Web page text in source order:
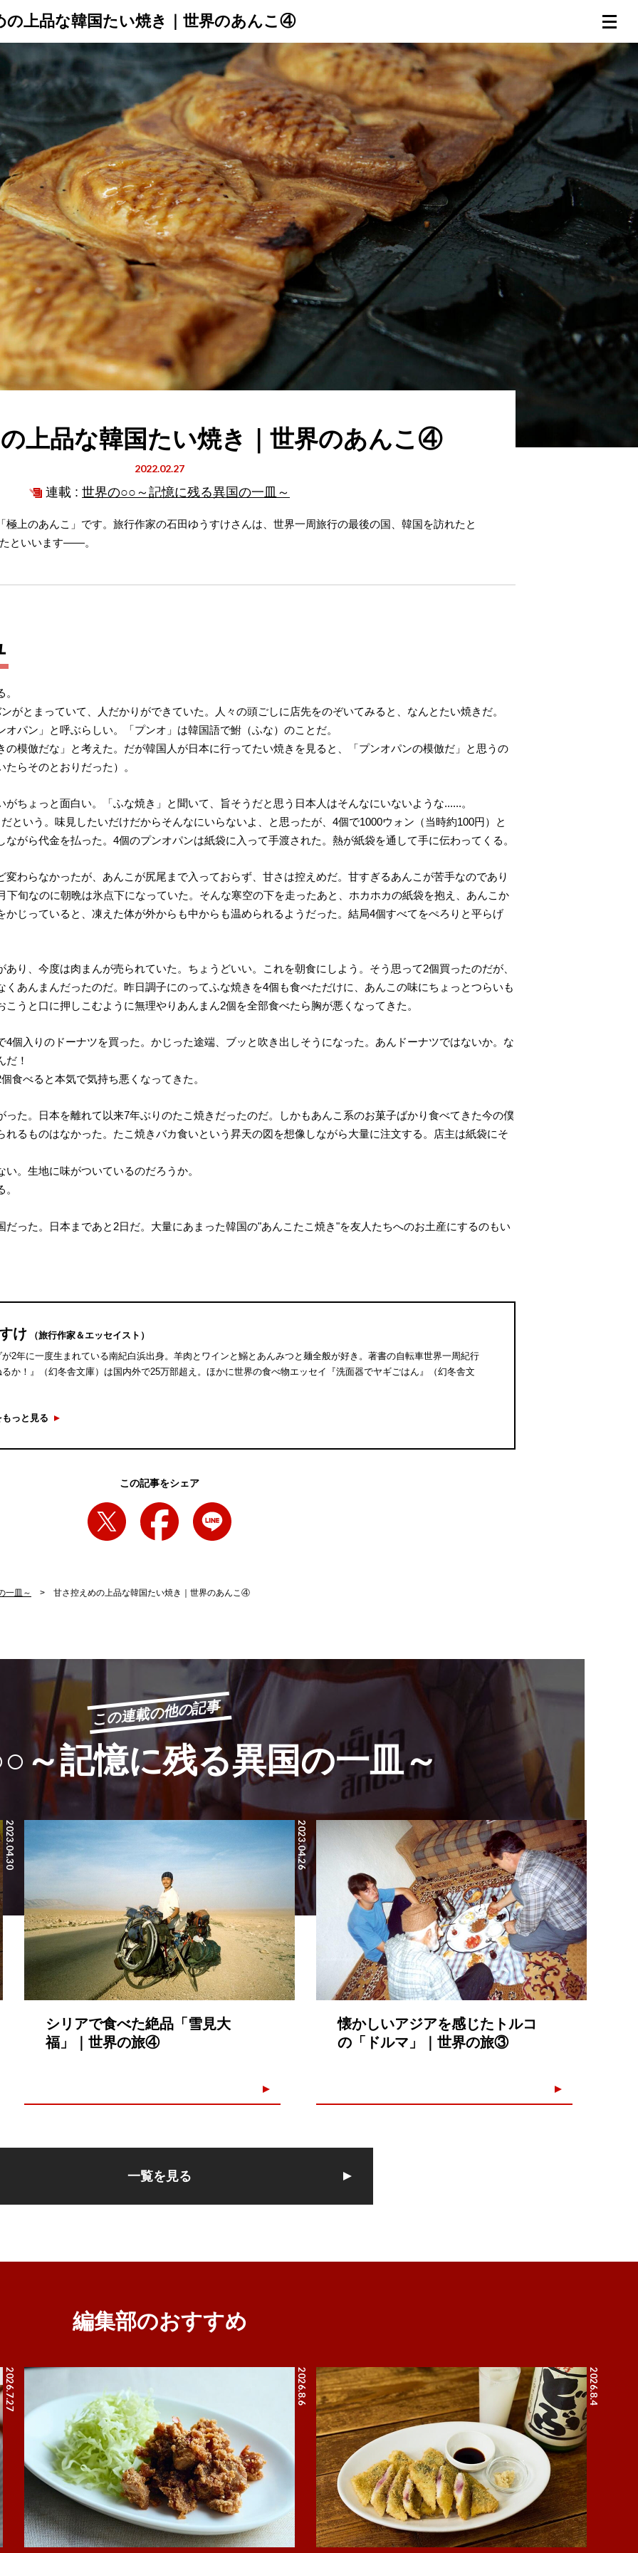
トップ プロが教えるレシピ 厳選！店探し 食のストーリー
の上品な韓国たい焼き｜世界のあんこ④
上品な韓国たい焼き｜世界のあんこ④
2022.02.27
連載 : 世界の○○～記憶に残る異国の一皿～
極上のあんこ」です。旅行作家の石田ゆうすけさんは、世界一周旅行の最後の国、韓国を訪れたと
といいます――。
がとまっていて、人だかりができていた。人々の頭ごしに店先をのぞいてみると、なんとたい焼きだ。
パン」と呼ぶらしい。「プンオ」は韓国語で鮒（ふな）のことだ。
模倣だな」と考えた。だが韓国人が日本に行ってたい焼きを見ると、「プンオパンの模倣だ」と思うの
らそのとおりだった）。
ちょっと面白い。「ふな焼き」と聞いて、旨そうだと思う日本人はそんなにいないような......。
という。味見したいだけだからそんなにいらないよ、と思ったが、4個で1000ウォン（当時約100円）と
がら代金を払った。4個のプンオパンは紙袋に入って手渡された。熱が紙袋を通して手に伝わってくる。
わらなかったが、あんこが尻尾まで入っておらず、甘さは控えめだ。甘すぎるあんこが苦手なのであり
下旬なのに朝晩は氷点下になっていた。そんな寒空の下を走ったあと、ホカホカの紙袋を抱え、あんこか
じっていると、凍えた体が外からも中からも温められるようだった。結局4個すべてをぺろりと平らげ
り、今度は肉まんが売られていた。ちょうどいい。これを朝食にしよう。そう思って2個買ったのだが、
あんまんだったのだ。昨日調子にのってふな焼きを4個も食べただけに、あんこの味にちょっとつらいも
うと口に押しこむように無理やりあんまん2個を全部食べたら胸が悪くなってきた。
個入りのドーナツを買った。かじった途端、ブッと吹き出しそうになった。あんドーナツではないか。な
だ！
食べると本気で気持ち悪くなってきた。
た。日本を離れて以来7年ぶりのたこ焼きだったのだ。しかもあんこ系のお菓子ばかり食べてきた今の僕
るものはなかった。たこ焼きバカ食いという昇天の図を想像しながら大量に注文する。店主は紙袋にそ
。生地に味がついているのだろうか。
った。日本まであと2日だ。大量にあまった韓国の"あんこたこ焼き"を友人たちへのお土産にするのもい
け
（旅行作家＆エッセイスト）
2年に一度生まれている南紀白浜出身。羊肉とワインと鰯とあんみつと麺全般が好き。著書の自転車世界一周紀行
か！』（幻冬舎文庫）は国内外で25万部超え。ほかに世界の食べ物エッセイ『洗面器でヤギごはん』（幻冬舎文
っと見る
この記事をシェア
一皿～ 甘さ控えめの上品な韓国たい焼き｜世界のあんこ④
この連載の他の記事
～記憶に残る異国の一皿～
2023.04.30 2023.04.26
シリアで食べた絶品「雪見大
福」｜世界の旅④
懐かしいアジアを感じたトルコ
の「ドルマ」｜世界の旅③
一覧を見る
編集部のおすすめ
2026.7.27 2026.8.6 2026.8.4